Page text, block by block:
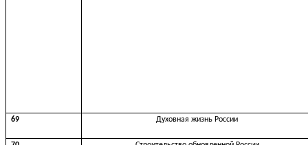
69 Духовная жизнь России